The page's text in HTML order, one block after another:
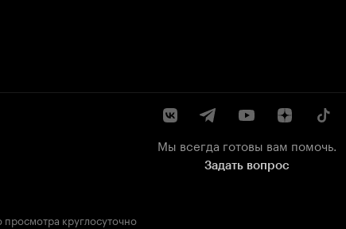
Мы всегда готовы вам помочь.
Задать вопрос
круглосуточно